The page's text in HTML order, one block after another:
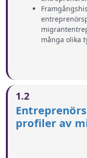
många olika
1.2
profiler av